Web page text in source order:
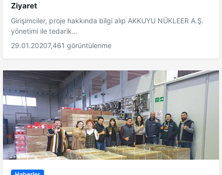
Ziyaret
Girişimciler, proje hakkında bilgi alıp AKKUYU NÜKLEER A.Ş.
yönetimi ile tedarik...
29.01.20207,461 görüntülenme